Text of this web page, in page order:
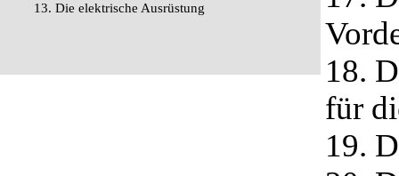
13. Die elektrische Ausrüstung
18.
für
19.